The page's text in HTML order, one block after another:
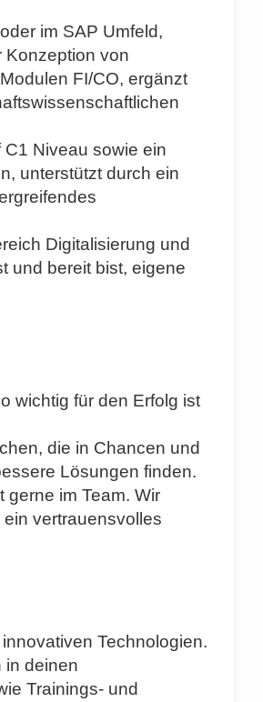
im SAP Umfeld,
Konzeption von
FI/CO, ergänzt
Niveau sowie ein
unterstützt durch ein
Digitalisierung und
und bereit bist, eigene
wichtig für den Erfolg ist
die in Chancen und
Lösungen finden.
gerne im Team. Wir
vertrauensvolles
Technologien.
in deinen
Trainings- und